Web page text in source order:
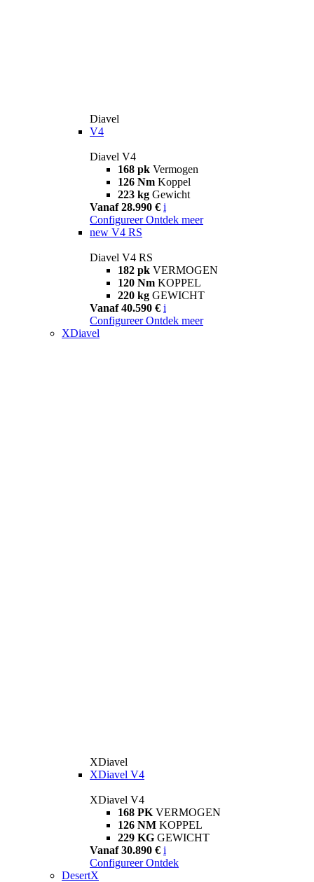
Diavel
V4
Diavel V4
168 pk Vermogen
126 Nm Koppel
223 kg Gewicht
Vanaf 28.990 € i
Configureer Ontdek meer
new V4 RS
Diavel V4 RS
182 pk VERMOGEN
120 Nm KOPPEL
220 kg GEWICHT
Vanaf 40.590 € i
Configureer Ontdek meer
XDiavel
XDiavel
XDiavel V4
XDiavel V4
168 PK VERMOGEN
126 NM KOPPEL
229 KG GEWICHT
Vanaf 30.890 € i
Configureer Ontdek
DesertX